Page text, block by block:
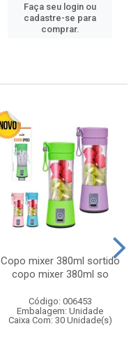
Faça seu login ou
cadastre-se para
comprar.
Copo mixer 380ml sortido
copo mixer 380ml so
Código: 006453
Embalagem: Unidade
Caixa Com: 30 Unidade(s)